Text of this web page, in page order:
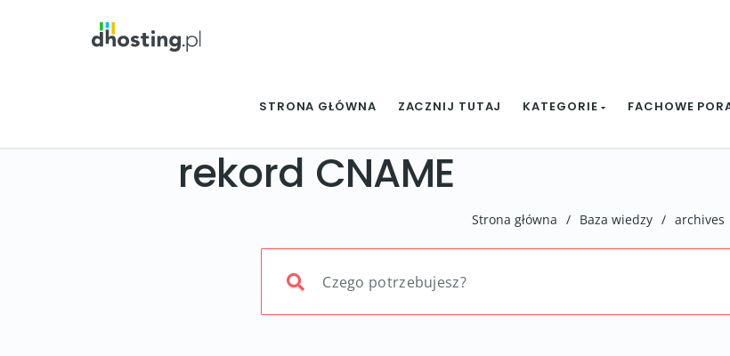
STRONA GŁÓWNA ZACZNIJ TUTAJ KATEGORIE FACHOWE
rekord CNAME
Strona główna / Baza wiedzy / archives